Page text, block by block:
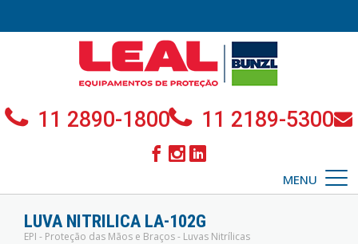
11 2890-1800 11 2189-5300
MENU
LUVA NITRILICA LA-102G
EPI - Proteção das Mãos e Braços - Luvas Nitrílicas